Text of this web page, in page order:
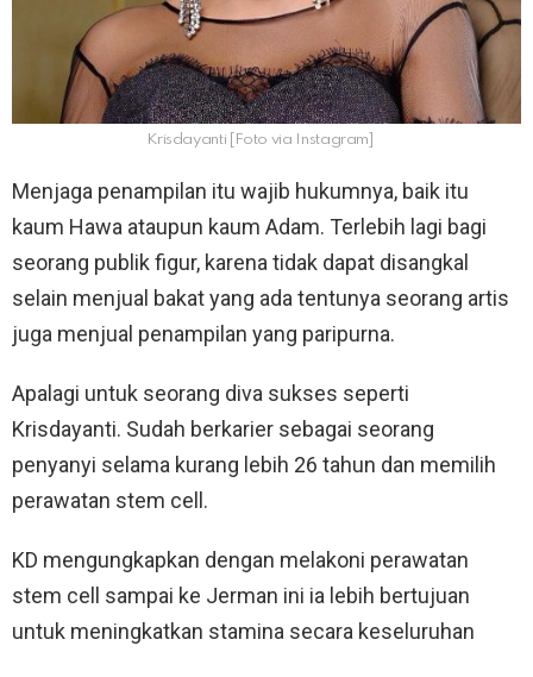
Krisdayanti [Foto via Instagram]
Menjaga penampilan itu wajib hukumnya, baik itu
kaum Hawa ataupun kaum Adam. Terlebih lagi bagi
seorang publik figur, karena tidak dapat disangkal
selain menjual bakat yang ada tentunya seorang artis
juga menjual penampilan yang paripurna.
Apalagi untuk seorang diva sukses seperti
Krisdayanti. Sudah berkarier sebagai seorang
penyanyi selama kurang lebih 26 tahun dan memilih
perawatan stem cell.
KD mengungkapkan dengan melakoni perawatan
stem cell sampai ke Jerman ini ia lebih bertujuan
untuk meningkatkan stamina secara keseluruhan